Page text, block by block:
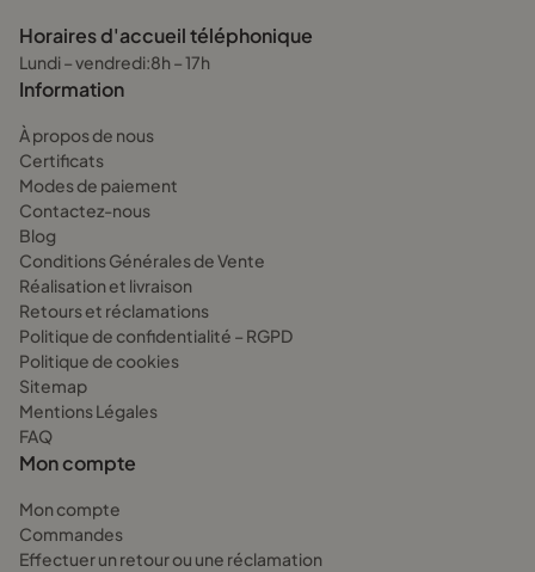
Horaires d'accueil téléphonique
Lundi – vendredi:8h – 17h
Information
À propos de nous
Certificats
Modes de paiement
Contactez-nous
Blog
Conditions Générales de Vente
Réalisation et livraison
Retours et réclamations
Politique de confidentialité – RGPD
Politique de cookies
Sitemap
Mentions Légales
FAQ
Mon compte
Mon compte
Commandes
Effectuer un retour ou une réclamation